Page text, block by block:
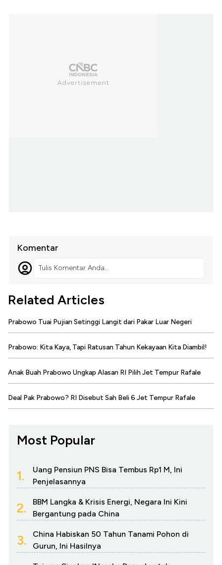
Komentar
Tulis Komentar Anda...
Related Articles
Prabowo Tuai Pujian Setinggi Langit dari Pakar Luar Negeri
Prabowo: Kita Kaya, Tapi Ratusan Tahun Kekayaan Kita Diambil!
Anak Buah Prabowo Ungkap Alasan RI Pilih Jet Tempur Rafale
Deal Pak Prabowo? RI Disebut Sah Beli 6 Jet Tempur Rafale
Most Popular
1.
Uang Pensiun PNS Bisa Tembus Rp1 M, Ini
Penjelasannya
2.
BBM Langka & Krisis Energi, Negara Ini Kini
Bergantung pada China
3.
China Habiskan 50 Tahun Tanami Pohon di
Gurun, Ini Hasilnya